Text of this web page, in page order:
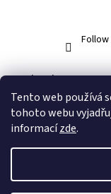
Tento web používá
tohoto webu
informacízde.
Facebook